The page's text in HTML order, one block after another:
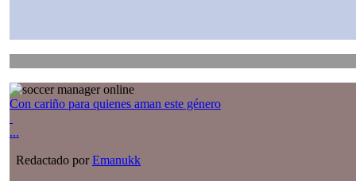
Con cariño para quienes aman este género
...
Redactado porEmanukk